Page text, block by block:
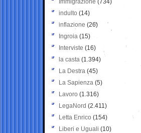
Immigrazione (734)
indulto (14)
inflazione (26)
Ingroia (15)
Interviste (16)
la casta (1.394)
La Destra (45)
La Sapienza (5)
Lavoro (1.316)
LegaNord (2.411)
Letta Enrico (154)
Liberi e Uguali (10)